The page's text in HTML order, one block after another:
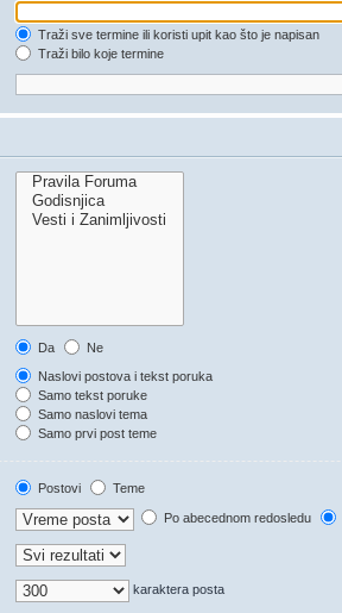
Traži sve termine ili koristi upit kao što je napisan
Traži bilo koje termine
Da
Ne
Naslovi postova i tekst poruka
Samo tekst poruke
Samo naslovi tema
Samo prvi post teme
Postovi
Teme
Po abecednom redosledu
karaktera posta